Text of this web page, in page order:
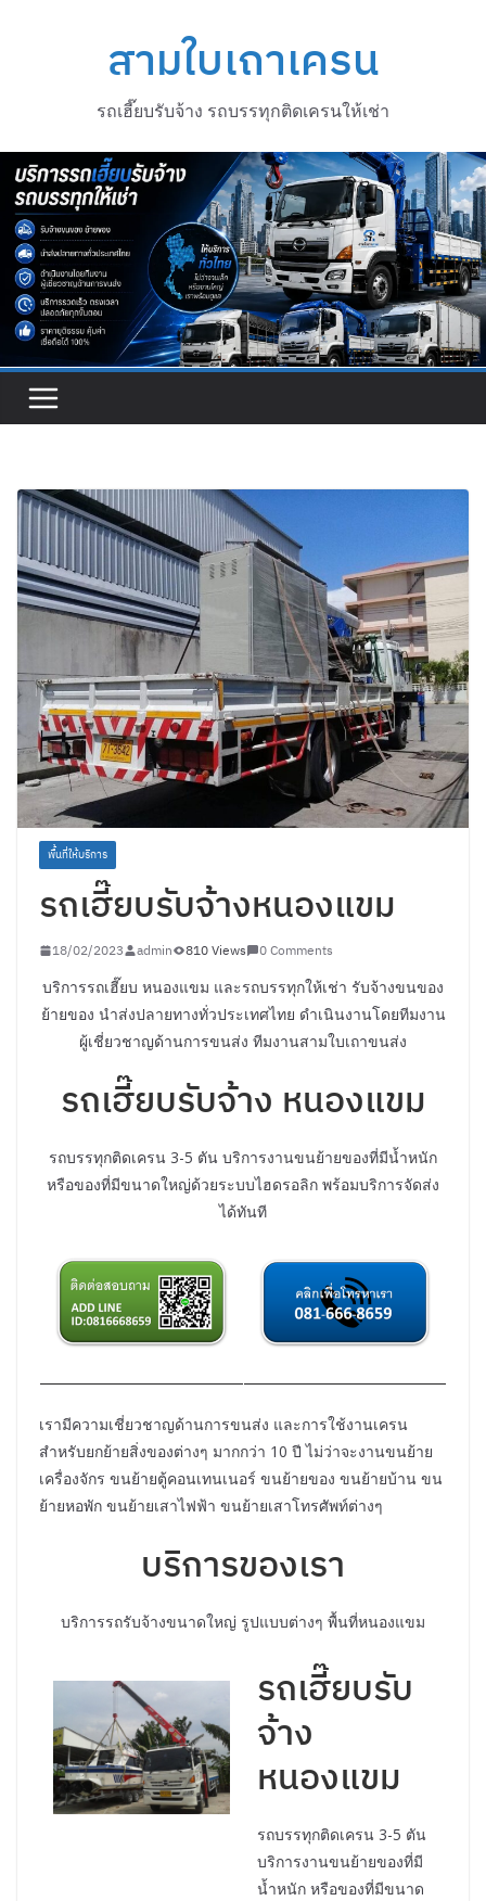
สามใบเถาเครน
รถเฮี๊ยบรับจ้าง รถบรรทุกติดเครนให้เช่า
พื้นที่ให้บริการ
รถเฮี๊ยบรับจ้างหนองแขม
18/02/2023 admin 810 Views 0 Comments
บริการรถเฮี๊ยบ หนองแขม และรถบรรทุกให้เช่า รับจ้างขนของ
ย้ายของ นำส่งปลายทางทั่วประเทศไทย ดำเนินงานโดยทีมงาน
ผู้เชี่ยวชาญด้านการขนส่ง ทีมงานสามใบเถาขนส่ง
รถเฮี๊ยบรับจ้าง หนองแขม
รถบรรทุกติดเครน 3-5 ตัน บริการงานขนย้ายของที่มีน้ำหนัก
หรือของที่มีขนาดใหญ่ด้วยระบบไฮดรอลิก พร้อมบริการจัดส่ง
ได้ทันที
เรามีความเชี่ยวชาญด้านการขนส่ง และการใช้งานเครน
สำหรับยกย้ายสิ่งของต่างๆ มากกว่า 10 ปี ไม่ว่าจะงานขนย้าย
เครื่องจักร ขนย้ายตู้คอนเทนเนอร์ ขนย้ายของ ขนย้ายบ้าน ขน
ย้ายหอพัก ขนย้ายเสาไฟฟ้า ขนย้ายเสาโทรศัพท์ต่างๆ
บริการของเรา
บริการรถรับจ้างขนาดใหญ่ รูปแบบต่างๆ พื้นที่หนองแขม
รถเฮี๊ยบรับ
จ้าง
หนองแขม
รถบรรทุกติดเครน 3-5 ตัน
บริการงานขนย้ายของที่มี
น้ำหนัก หรือของที่มีขนาด